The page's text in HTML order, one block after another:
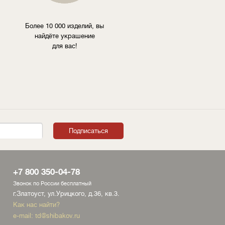
Более 10 000 изделий, вы
найдёте украшение
для вас!
+7 800 350-04-78
Звонок по России бесплатный
г.Златоуст, ул.Урицкого, д.36, кв.3.
Как нас найти?
e-mail: td@shibakov.ru